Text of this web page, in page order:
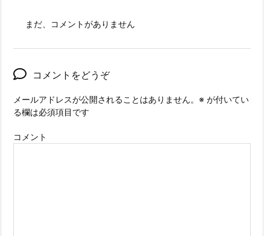
まだ、コメントがありません
コメントをどうぞ
メールアドレスが公開されることはありません。 ※ が付いてい
る欄は必須項目です
コメント